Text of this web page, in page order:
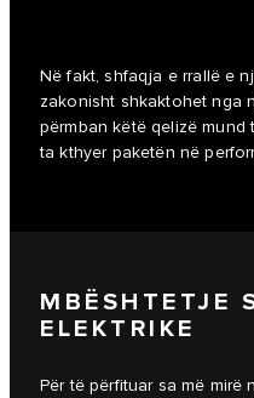
Në fakt, shfaqja e rrallë e
zakonisht shkaktohet nga
përmban këtë qelizë
ta kthyer paketën në
MBËSHTETJE
ELEKTRIKE
Për të përfituar sa më